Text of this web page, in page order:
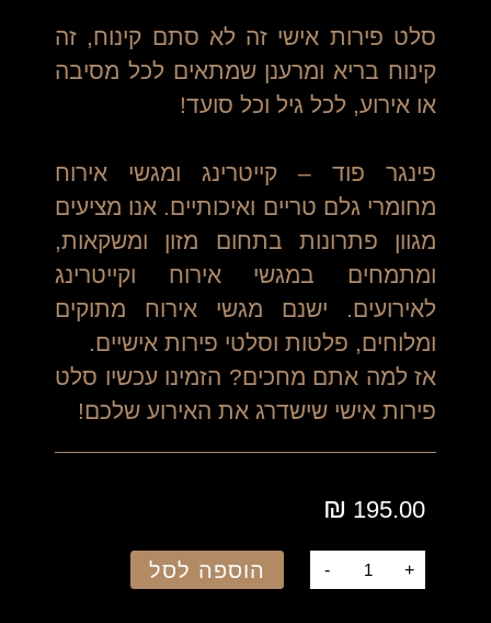
סלט פירות אישי זה לא סתם קינוח, זה
קינוח בריא ומרענן שמתאים לכל מסיבה
או אירוע, לכל גיל וכל סועד!
פינגר פוד – קייטרינג ומגשי אירוח
מחומרי גלם טריים ואיכותיים. אנו מציעים
מגוון פתרונות בתחום מזון ומשקאות,
ומתמחים במגשי אירוח וקייטרינג
לאירועים. ישנם מגשי אירוח מתוקים
ומלוחים, פלטות וסלטי פירות אישיים.
אז למה אתם מחכים? הזמינו עכשיו סלט
פירות אישי שישדרג את האירוע שלכם!
₪ 195.00
- + הוספה לסל